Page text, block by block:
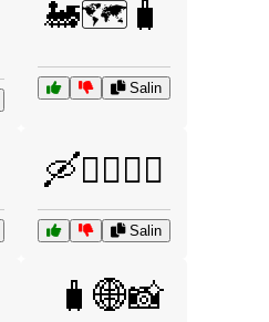
🚂🗺️🧳
Salin
🛶🏊‍♂️🚣‍♀️
Salin
🧳🌐📸